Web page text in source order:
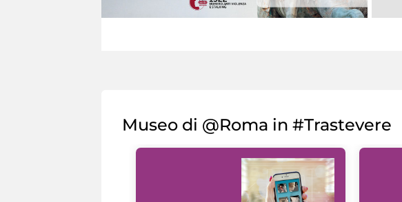
Museo di @Roma in #Trastevere